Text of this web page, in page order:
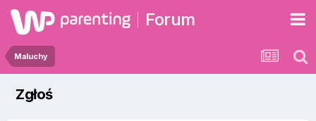
Forum
Maluchy
Zgłoś